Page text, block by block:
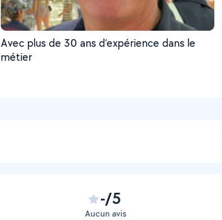
Avec plus de 30 ans d’expérience dans le
métier
-/5
Aucun avis